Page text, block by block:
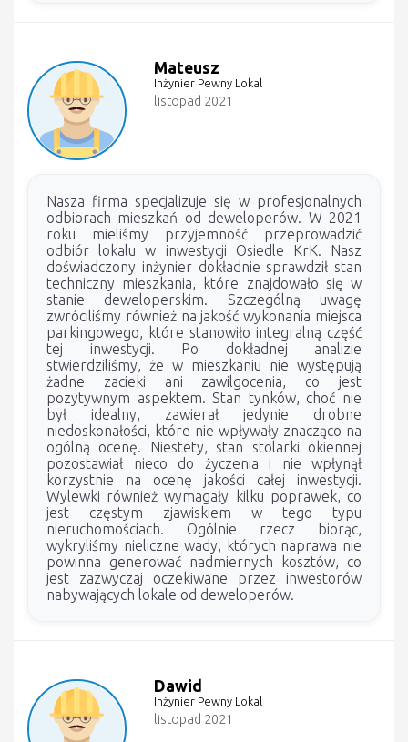
Mateusz
Inżynier Pewny Lokal
listopad 2021
Nasza firma specjalizuje się w profesjonalnych
odbiorach mieszkań od deweloperów. W 2021
roku mieliśmy przyjemność przeprowadzić
odbiór lokalu w inwestycji Osiedle KrK. Nasz
doświadczony inżynier dokładnie sprawdził stan
techniczny mieszkania, które znajdowało się w
stanie deweloperskim. Szczególną uwagę
zwróciliśmy również na jakość wykonania miejsca
parkingowego, które stanowiło integralną część
tej inwestycji. Po dokładnej analizie
stwierdziliśmy, że w mieszkaniu nie występują
żadne zacieki ani zawilgocenia, co jest
pozytywnym aspektem. Stan tynków, choć nie
był idealny, zawierał jedynie drobne
niedoskonałości, które nie wpływały znacząco na
ogólną ocenę. Niestety, stan stolarki okiennej
pozostawiał nieco do życzenia i nie wpłynął
korzystnie na ocenę jakości całej inwestycji.
Wylewki również wymagały kilku poprawek, co
jest częstym zjawiskiem w tego typu
nieruchomościach. Ogólnie rzecz biorąc,
wykryliśmy nieliczne wady, których naprawa nie
powinna generować nadmiernych kosztów, co
jest zazwyczaj oczekiwane przez inwestorów
nabywających lokale od deweloperów.
Dawid
Inżynier Pewny Lokal
listopad 2021